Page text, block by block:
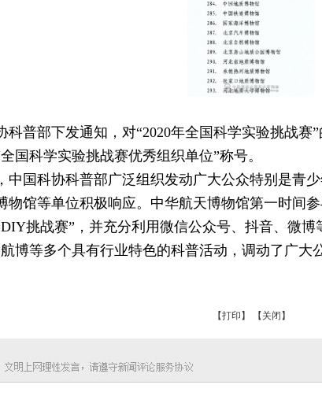
部下发通知，对“2020年全国科学实验挑战赛”
国科学实验挑战赛优秀组织单位”称号。
国科协科普部广泛组织发动广大公众特别是青少
物馆等单位积极响应。中华航天博物馆第一时间
挑战赛”，并充分利用微信公众号、抖音、微
博等多个具有行业特色的科普活动，调动了广大
【打印】 【关闭】